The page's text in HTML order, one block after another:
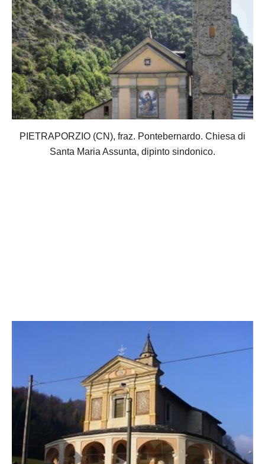
PIETRAPORZIO (CN), fraz. Pontebernardo. Chiesa di
Santa Maria Assunta, dipinto sindonico.